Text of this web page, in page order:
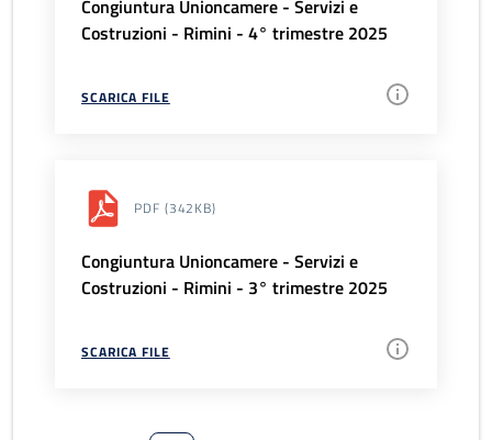
Congiuntura Unioncamere - Servizi e
Costruzioni - Rimini - 4° trimestre 2025
SCARICA FILE
PDF (342KB)
Congiuntura Unioncamere - Servizi e
Costruzioni - Rimini - 3° trimestre 2025
SCARICA FILE